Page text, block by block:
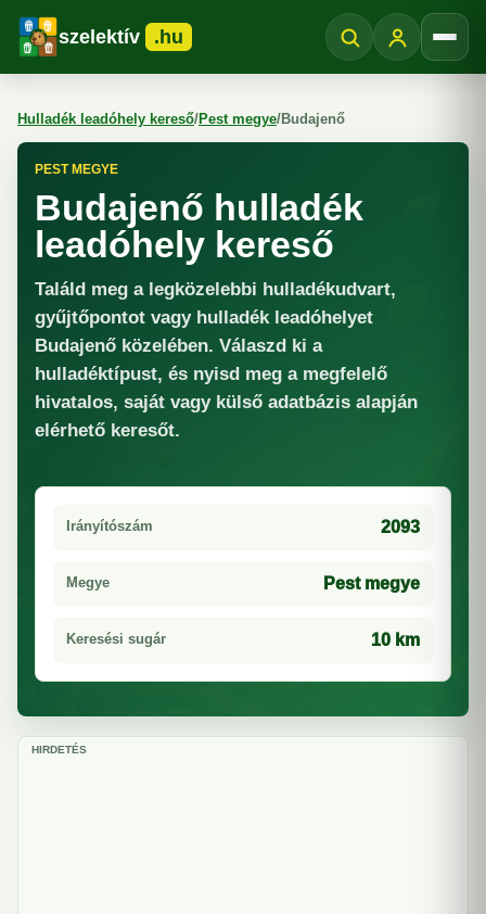
szelektív .hu
Hulladék leadóhely kereső/Pest megye/Budajenő
PEST MEGYE
Budajenő hulladék
leadóhely kereső
Találd meg a legközelebbi hulladékudvart,
gyűjtőpontot vagy hulladék leadóhelyet
Budajenő közelében. Válaszd ki a
hulladéktípust, és nyisd meg a megfelelő
hivatalos, saját vagy külső adatbázis alapján
elérhető keresőt.
Irányítószám 2093
Megye Pest megye
Keresési sugár 10 km
HIRDETÉS